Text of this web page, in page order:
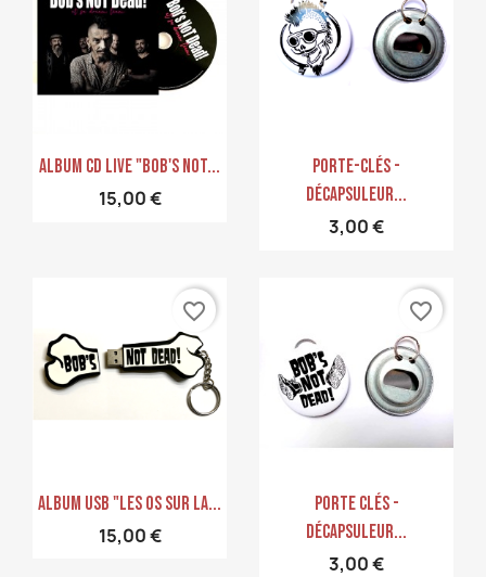
 Aperçu rapide
Album CD Live "Bob's Not...
15,00 €
Aperçu rapide
Porte-Clés -
Décapsuleur...
3,00 €
 Aperçu rapide
ALBUM USB "Les Os Sur La...
15,00 €
favorite_border
Aperçu rapide
Porte Clés -
Décapsuleur...
3,00 €
favorite_border